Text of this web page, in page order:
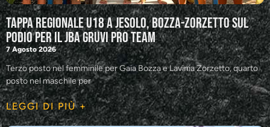
Tappa regionale U18 a Jesolo, Bozza-Zorzetto sul
podio per il JBA GRUVI Pro Team
7 Agosto 2026
Terzo posto nel femminile per Gaia Bozza e Lavinia Zorzetto, quarto
posto nel maschile per
LEGGI DI PIÙ +